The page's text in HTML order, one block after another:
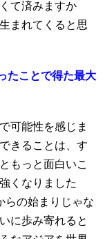
て済みますか
まれてくると思
たことで得た最大
可能性を感じま
きることは、す
もっと面白いこ
くなりました
らの始まりじゃな
に歩み寄れると